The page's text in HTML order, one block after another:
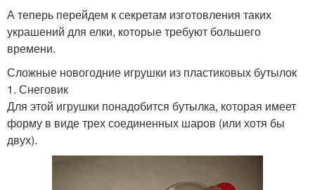
А теперь перейдем к секретам изготовления таких
украшений для елки, которые требуют большего
времени.
Сложные новогодние игрушки из пластиковых бутылок
1. Снеговик
Для этой игрушки понадобится бутылка, которая имеет
форму в виде трех соединенных шаров (или хотя бы
двух).